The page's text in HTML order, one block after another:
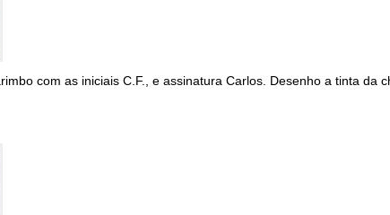
com as iniciais C.F., e assinatura Carlos. Desenho a tinta da